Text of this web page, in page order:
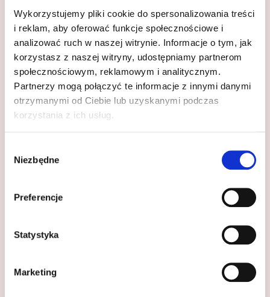
Wykorzystujemy pliki cookie do spersonalizowania treści
i reklam, aby oferować funkcje społecznościowe i
analizować ruch w naszej witrynie. Informacje o tym, jak
korzystasz z naszej witryny, udostępniamy partnerom
społecznościowym, reklamowym i analitycznym.
Partnerzy mogą połączyć te informacje z innymi danymi
otrzymanymi od Ciebie lub uzyskanymi podczas
korzystania z ich usług.
zgody
Niezbędne
Preferencje
Statystyka
Marketing
4 Jaka kaloryka diety będzie dla mnie najlepsza?
5
Czy w jadłospisie jest podana kaloryka i
makroskładniki posiłków?
Opinie
Na razie nie ma opinii o produkcie.
wizyta online z zaświadczeniem do
Twój adres email nie zostanie opublikowany.
Wymagane pola
Twoja ocena